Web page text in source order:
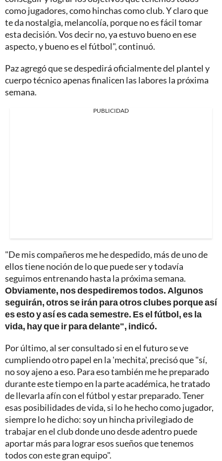
como jugadores, como hinchas como club. Y claro que
te da nostalgia, melancolía, porque no es fácil tomar
esta decisión. Vos decir no, ya estuvo bueno en ese
aspecto, y bueno es el fútbol", continuó.
Paz agregó que se despedirá oficialmente del plantel y
cuerpo técnico apenas finalicen las labores la próxima
semana.
PUBLICIDAD
"De mis compañeros me he despedido, más de uno de
ellos tiene noción de lo que puede ser y todavía
seguimos entrenando hasta la próxima semana.
Obviamente, nos despediremos todos. Algunos
seguirán, otros se irán para otros clubes porque así
es esto y así es cada semestre. Es el fútbol, es la
vida, hay que ir para delante", indicó.
Por último, al ser consultado si en el futuro se ve
cumpliendo otro papel en la 'mechita', precisó que "sí,
no soy ajeno a eso. Para eso también me he preparado
durante este tiempo en la parte académica, he tratado
de llevarla afín con el fútbol y estar preparado. Tener
esas posibilidades de vida, si lo he hecho como jugador,
siempre lo he dicho: soy un hincha privilegiado de
trabajar en el club donde uno desde adentro puede
aportar más para lograr esos sueños que tenemos
todos con este gran equipo".